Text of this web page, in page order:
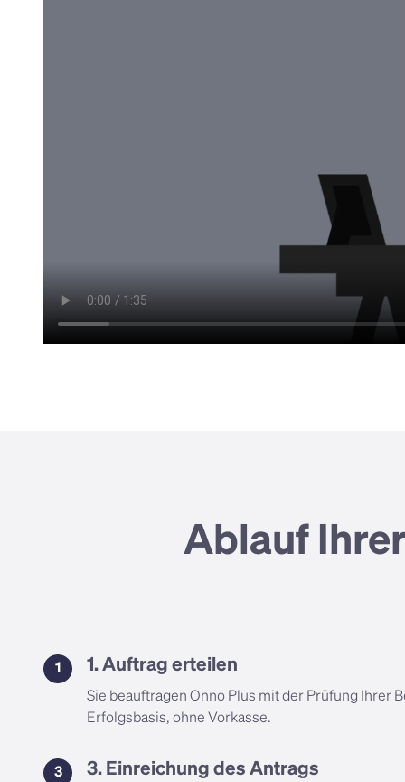
Ablauf
1 1. Auftrag erteilen
Sie beauftragen Onno Plus mit der Prüfung Ihrer
Erfolgsbasis, ohne Vorkasse.
3 3. Einreichung des Antrags